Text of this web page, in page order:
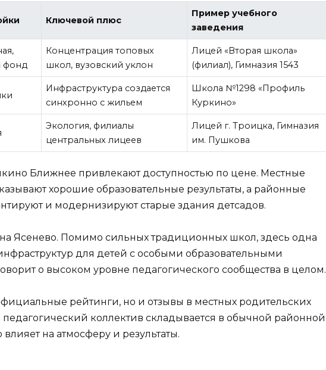
Ключевой плюс
Пример учебного
заведения
фонд
Концентрация топовых
школ, вузовский уклон
Лицей «Вторая школа»
(филиал), Гимназия 1543
Инфраструктура создается
синхронно с жильем
Школа №1298 «Профиль
Куркино»
Экология, филиалы
центральных лицеев
Лицей г. Троицка, Гимназия
им. Пушкова
Ближнее привлекают доступностью по цене. Местные
хорошие образовательные результаты, а районные
и модернизируют старые здания детсадов.
Ясенево. Помимо сильных традиционных школ, здесь одна
для детей с особыми образовательными
о высоком уровне педагогического сообщества в целом.
рейтинги, но и отзывы в местных родительских
педагогический коллектив складывается в обычной районной
на атмосферу и результаты.